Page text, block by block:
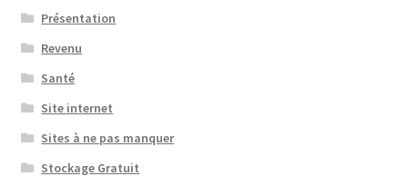
Présentation
Revenu
Santé
Site internet
Sites à ne pas manquer
Stockage Gratuit